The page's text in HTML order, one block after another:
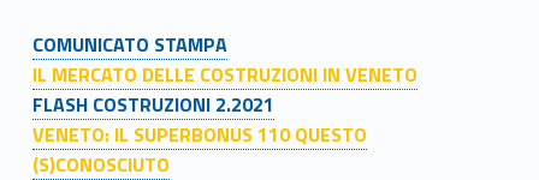
COMUNICATO STAMPA
IL MERCATO DELLE COSTRUZIONI IN VENETO
FLASH COSTRUZIONI 2.2021
VENETO: IL SUPERBONUS 110 QUESTO
(S)CONOSCIUTO